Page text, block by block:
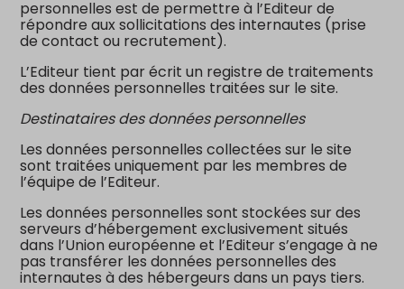
personnelles est de permettre à l’Editeur de
répondre aux sollicitations des internautes (prise
de contact ou recrutement).
L’Editeur tient par écrit un registre de traitements
des données personnelles traitées sur le site.
Destinataires des données personnelles
Les données personnelles collectées sur le site
sont traitées uniquement par les membres de
l’équipe de l’Editeur.
Les données personnelles sont stockées sur des
serveurs d’hébergement exclusivement situés
dans l’Union européenne et l’Editeur s’engage à ne
pas transférer les données personnelles des
internautes à des hébergeurs dans un pays tiers.